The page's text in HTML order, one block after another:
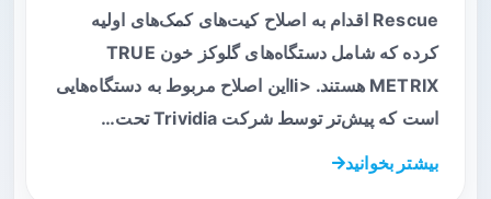
Rescue اقدام به اصلاح کیت‌های کمک‌های اولیه
کرده که شامل دستگاه‌های گلوکز خون TRUE
METRIX هستند. <liاین اصلاح مربوط به دستگاه‌هایی
است که پیش‌تر توسط شرکت Trividia تحت…
بیشتر بخوانید